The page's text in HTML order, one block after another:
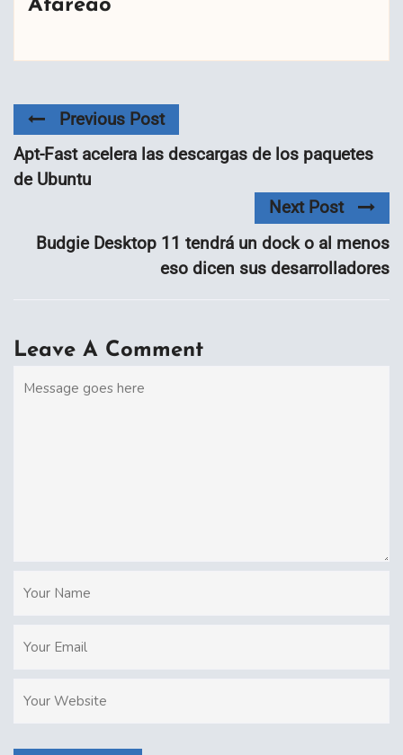
Atareao
Previous Post
Apt-Fast acelera las descargas de los paquetes
de Ubuntu
Next Post
Budgie Desktop 11 tendrá un dock o al menos
eso dicen sus desarrolladores
Leave A Comment